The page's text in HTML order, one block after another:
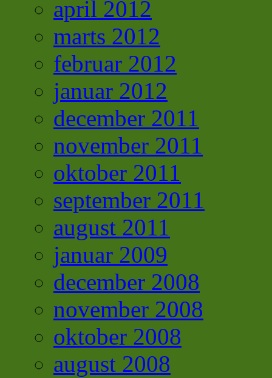
april 2012
marts 2012
februar 2012
januar 2012
december 2011
november 2011
oktober 2011
september 2011
august 2011
januar 2009
december 2008
november 2008
oktober 2008
august 2008